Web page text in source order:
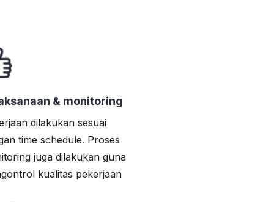
& monitoring
dilakukan sesuai
time schedule. Proses
juga dilakukan guna
kualitas pekerjaan